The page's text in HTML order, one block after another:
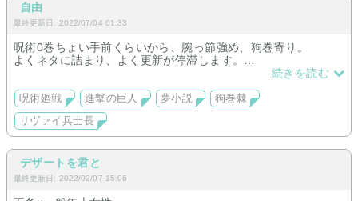
自由
最終更新日: 2022/07/04 01:33
呪術0巻ちょい手前くらいから、腕っ節強め、狗巻寄り。
よくネタに詰まり、よく更新が停滞します。
続きを読む
呪術廻戦 進撃の巨人 夢小説
狗巻棘
リヴァイ兵士長
デザートを君と
最終更新日: 2022/02/07 15:06